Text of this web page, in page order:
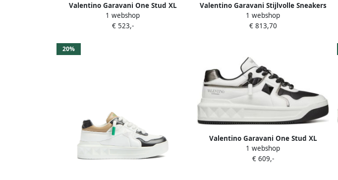
Valentino Garavani One Stud XL
sneakers Wit
1 webshop
€ 523,-
Valentino Garavani Stijlvolle Sneakers
voor Trendy Fashionistas White Heren
1 webshop
€ 813,70
20%
Valentino Garavani One Stud XL
sneakers Wit
1 webshop
€ 609,-